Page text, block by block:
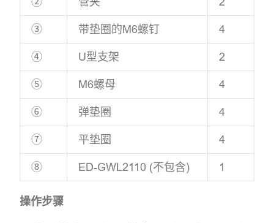
③ 带垫圈的M6螺钉 4
④ U型支架 2
⑤ M6螺母 4
⑥ 弹垫圈 4
⑦ 平垫圈 4
⑧ ED-GWL2110 (不包含) 1
操作步骤